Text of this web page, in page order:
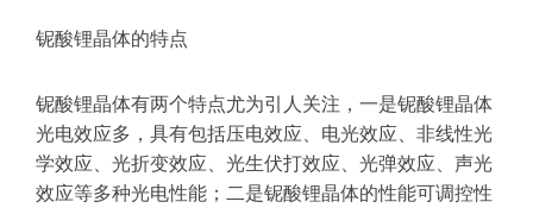
性
体，
调
Q
晶
铌酸锂晶体的特点
铌酸锂晶体有两个特点尤为引人关注，一是铌酸锂晶体
光电效应多，具有包括压电效应、电光效应、非线性光
学效应、光折变效应、光生伏打效应、光弹效应、声光
效应等多种光电性能；二是铌酸锂晶体的性能可调控性